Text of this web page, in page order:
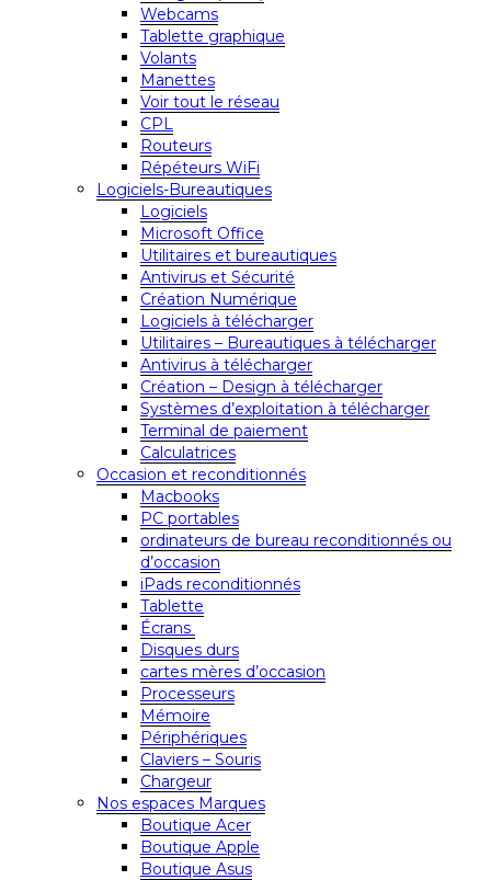
Webcams
Tablette graphique
Volants
Manettes
Voir tout le réseau
CPL
Routeurs
Répéteurs WiFi
Logiciels-Bureautiques
Logiciels
Microsoft Office
Utilitaires et bureautiques
Antivirus et Sécurité
Création Numérique
Logiciels à télécharger
Utilitaires – Bureautiques à télécharger
Antivirus à télécharger
Création – Design à télécharger
Systèmes d’exploitation à télécharger
Terminal de paiement
Calculatrices
Occasion et reconditionnés
Macbooks
PC portables
ordinateurs de bureau reconditionnés ou
d’occasion
iPads reconditionnés
Tablette
Écrans
Disques durs
cartes mères d’occasion
Processeurs
Mémoire
Périphériques
Claviers – Souris
Chargeur
Nos espaces Marques
Boutique Acer
Boutique Apple
Boutique Asus